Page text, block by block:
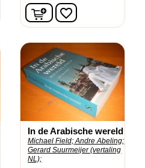
In winkelwagen
favorite_border
In de Arabische wereld
Michael Field; Andre Abeling;
Gerard Suurmeijer (vertaling
NL);